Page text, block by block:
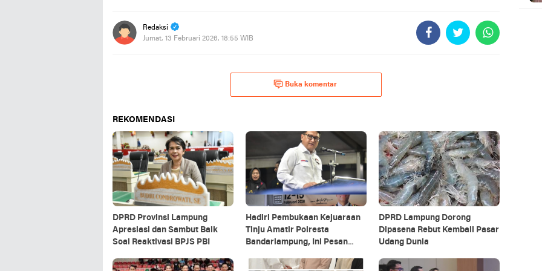
Redaksi
Jumat, 13 Februari 2026, 18:55 WIB
Buka komentar
REKOMENDASI
DPRD Provinsi Lampung
Apresiasi dan Sambut Baik
Soal Reaktivasi BPJS PBI
Hadiri Pembukaan Kejuaraan
Tinju Amatir Polresta
Bandarlampung, Ini Pesan
DPRD Lampung Dorong
Dipasena Rebut Kembali Pasar
Udang Dunia